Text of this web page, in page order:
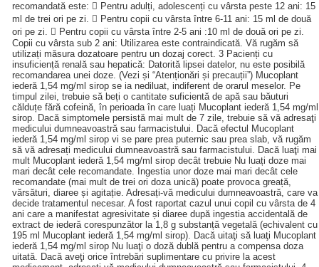
recomandată este:  Pentru adulți, adolescenți cu vârsta peste 12 ani: 15
ml de trei ori pe zi.  Pentru copii cu vârsta între 6-11 ani: 15 ml de două
ori pe zi.  Pentru copii cu vârsta între 2-5 ani :10 ml de două ori pe zi.
Copii cu vârsta sub 2 ani: Utilizarea este contraindicată. Vă rugăm să
utilizați măsura dozatoare pentru un dozaj corect. 3 Pacienți cu
insuficiență renală sau hepatică: Datorită lipsei datelor, nu este posibilă
recomandarea unei doze. (Vezi și “Atenționări și precauții”) Mucoplant
iederă 1,54 mg/ml sirop se ia nediluat, indiferent de orarul meselor. Pe
timpul zilei, trebuie să beți o cantitate suficientă de apă sau băuturi
călduțe fără cofeină, în perioada în care luați Mucoplant iederă 1,54 mg/ml
sirop. Dacă simptomele persistă mai mult de 7 zile, trebuie să vă adresaţi
medicului dumneavoastră sau farmacistului. Dacă efectul Mucoplant
iederă 1,54 mg/ml sirop vi se pare prea puternic sau prea slab, vă rugăm
să vă adresați medicului dumneavoastră sau farmacistului. Dacă luaţi mai
mult Mucoplant iederă 1,54 mg/ml sirop decât trebuie Nu luați doze mai
mari decât cele recomandate. Ingestia unor doze mai mari decât cele
recomandate (mai mult de trei ori doza unică) poate provoca greață,
vărsături, diaree și agitație. Adresați-vă medicului dumneavoastră, care va
decide tratamentul necesar. A fost raportat cazul unui copil cu vârsta de 4
ani care a manifestat agresivitate și diaree după ingestia accidentală de
extract de iederă corespunzător la 1,8 g substanță vegetală (echivalent cu
195 ml Mucoplant iederă 1,54 mg/ml sirop). Dacă uitaţi să luaţi Mucoplant
iederă 1,54 mg/ml sirop Nu luaţi o doză dublă pentru a compensa doza
uitată. Dacă aveţi orice întrebări suplimentare cu privire la acest